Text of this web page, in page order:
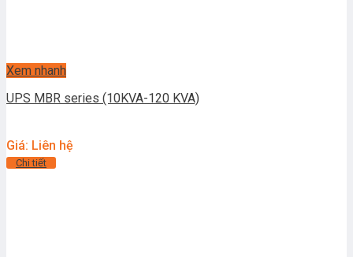
Xem nhanh
UPS MBR series (10KVA-120 KVA)
Giá: Liên hệ
Chi tiết